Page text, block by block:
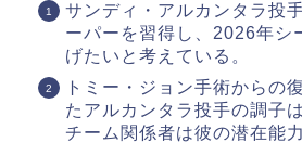
サンディ・アルカンタラ投
ーパーを習得し、2026年シ
げたいと考えている。
トミー・ジョン手術からの
たアルカンタラ投手の調子
チーム関係者は彼の潜在能